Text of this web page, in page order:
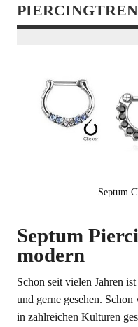
Septum
Septum
modern
Schon seit vielen Jahren
und gerne gesehen.
in zahlreichen Kulturen